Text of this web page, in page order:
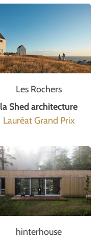
Les Rochers
la Shed architecture
Lauréat Grand Prix
hinterhouse